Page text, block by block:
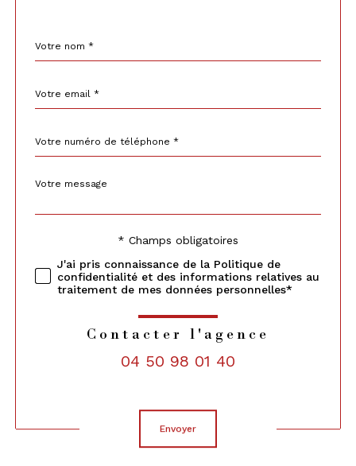
par
*
*
*
Fieldset
Message
*
* Champs obligatoires
J'ai pris connaissance de la Politique de
confidentialité et des informations relatives au
traitement de mes données personnelles*
Contacter l'agence
04 50 98 01 40
envoyer